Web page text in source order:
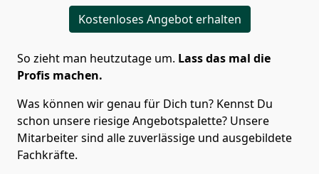
Kostenloses Angebot erhalten
So zieht man heutzutage um. Lass das mal die
Profis machen.
Was können wir genau für Dich tun? Kennst Du
schon unsere riesige Angebotspalette? Unsere
Mitarbeiter sind alle zuverlässige und ausgebildete
Fachkräfte.